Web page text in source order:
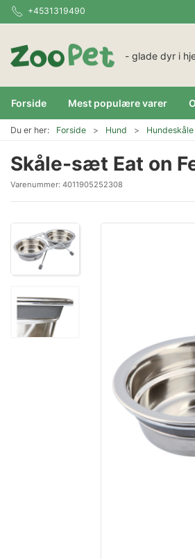
+4531319490
- glade dyr i
Forside Mest populære varer
Du er her: Forside Hund
Skåle-sæt Eat on
Varenummer: 4011905252308